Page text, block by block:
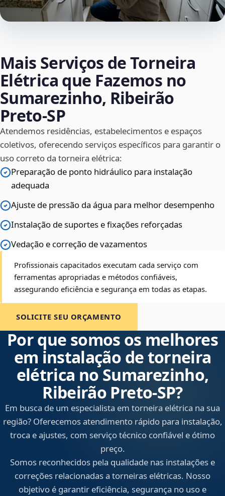
Mais Serviços de Torneira
Elétrica que Fazemos no
Sumarezinho, Ribeirão
Preto‑SP
Atendemos residências, estabelecimentos e espaços
coletivos, oferecendo serviços específicos para garantir o
uso correto da torneira elétrica:
Preparação de ponto hidráulico para instalação
adequada
Ajuste de pressão da água para melhor desempenho
Instalação de suportes e fixações reforçadas
Vedação e correção de vazamentos
Profissionais capacitados executam cada serviço com
ferramentas apropriadas e métodos confiáveis,
assegurando eficiência e segurança em todas as etapas.
SOLICITE SEU ORÇAMENTO
Por que somos os melhores
em instalação de torneira
elétrica no Sumarezinho,
Ribeirão Preto‑SP?
Em busca de um especialista em torneira elétrica na sua
região? Oferecemos atendimento rápido para instalação,
troca e ajustes, com serviço técnico confiável e ótimo
preço.
Somos reconhecidos pela qualidade nas instalações e
correções relacionadas a torneiras elétricas. Nosso
objetivo é garantir eficiência, segurança no uso e